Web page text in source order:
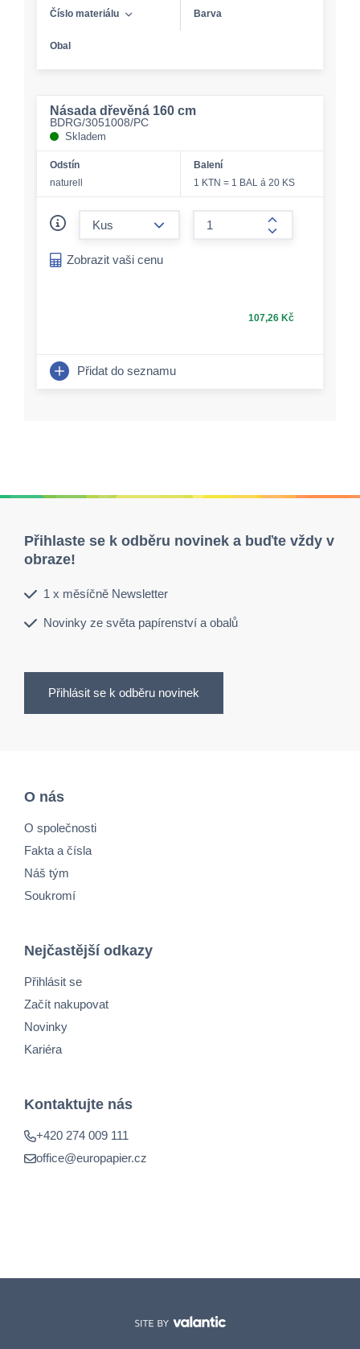
Číslo materiálu Barva
Obal
Násada dřevěná 160 cm
BDRG/3051008/PC
Skladem
Odstín
naturell
Balení
1 KTN = 1 BAL á 20 KS
form.increase-
Zobrazit vaši cenu
107,26 Kč
Přidat do seznamu
Přihlaste se k odběru novinek a buďte vždy v
obraze!
1 x měsíčně Newsletter
Novinky ze světa papírenství a obalů
Přihlásit se k odběru novinek
O nás
O společnosti
Fakta a čísla
Náš tým
Soukromí
Nejčastější odkazy
Přihlásit se
Začít nakupovat
Novinky
Kariéra
Kontaktujte nás
+420 274 009 111
office@europapier.cz